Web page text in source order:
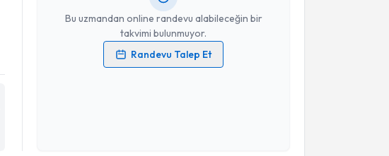
Bu uzmandan online randevu alabileceğin bir
takvimi bulunmuyor.
Randevu Talep Et
Kişisel verilerimin işlenmesine ilişkinAydınlatma Metni